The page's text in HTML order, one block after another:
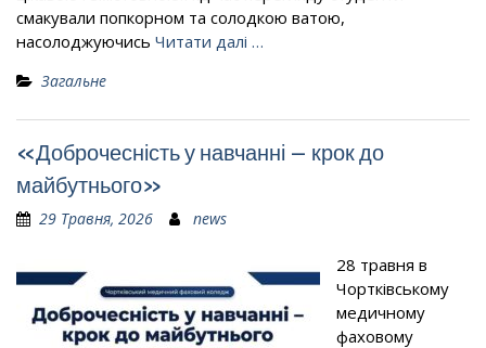
смакували попкорном та солодкою ватою,
насолоджуючись Читати далі …
Загальне
«Доброчесність у навчанні – крок до
майбутнього»
29 Травня, 2026 news
28 травня в
Чортківському
медичному
фаховому